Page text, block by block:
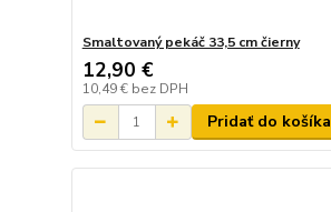
Smaltovaný pekáč 33,5 cm čierny
12,90 €
10,49 € bez DPH
Pridať do košíka